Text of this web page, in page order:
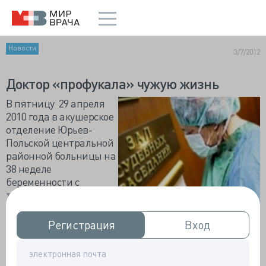
Регистрация
Регистрация Вход
Вход
Новости 3/7/2012
Доктор «профукала» чужую жизнь
В пятницу 29 апреля
2010 года в акушерское
отделение Юрьев-
Польской центральной
районной больницы на
38 неделе
беременности с
тяжелым токсикозом
поступила 21-летняя
Галина Филимонова. Пятница – гиблое время,
особенно перед затяжными праздниками. Вот и
оставила под наблюдением дежурных.